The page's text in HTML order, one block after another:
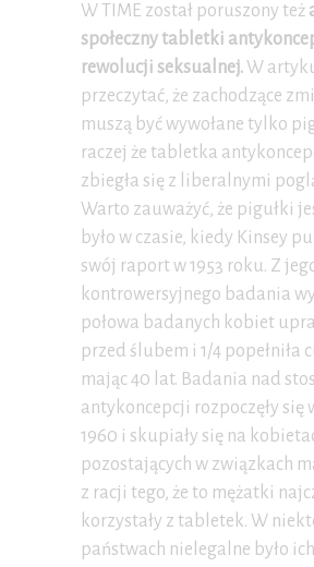
W TIME został poruszony też
społeczny tabletki
rewolucji seksualnej.W
przeczytać, że zachodzące
muszą być wywołane tylko
raczej że tabletka
zbiegła się z liberalnymi
Warto zauważyć, że pigułki
było w czasie, kiedy Kinsey
swój raport w 1953 roku. Z
kontrowersyjnego badania
połowa badanych kobiet
przed ślubem i 1/4 popełniła
mając 40 lat. Badania nad
antykoncepcji rozpoczęły się
1960 i skupiały się na
pozostających w związkach
z racji tego, że to mężatki
korzystały z tabletek. W
państwach nielegalne było ich